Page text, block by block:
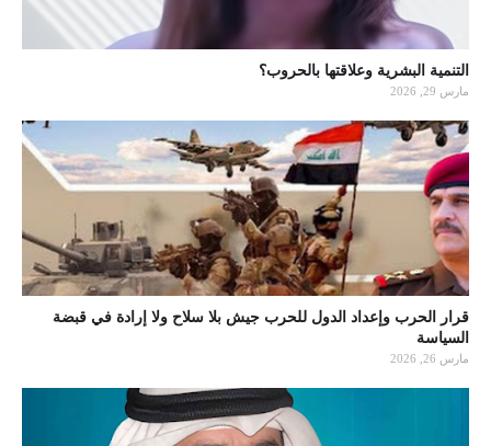
التنمية البشرية وعلاقتها بالحروب؟
مارس 29, 2026
قرار الحرب وإعداد الدول للحرب جيش بلا سلاح ولا إرادة في قبضة
السياسة
مارس 26, 2026